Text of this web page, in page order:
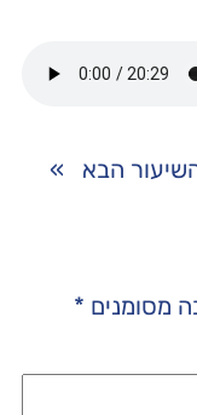
הבא »
מסומנים *